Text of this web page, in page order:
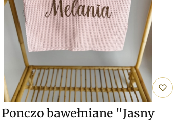
Ponczo bawełniane "Jasny